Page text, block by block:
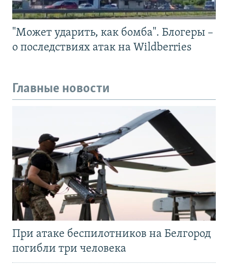
"Может ударить, как бомба". Блогеры –
о последствиях атак на Wildberries
Главные новости
При атаке беспилотников на Белгород
погибли три человека